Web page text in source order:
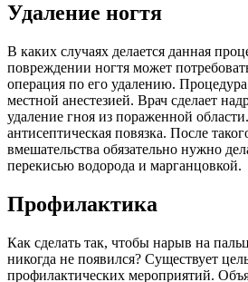
Удаление ногтя
В каких случаях делается данная
повреждении ногтя может
операция по его удалению.
местной анестезией. Врач сделает
удаление гноя из пораженной
антисептическая повязка. После
вмешательства обязательно нужно
перекисью водорода и марганцовкой.
Профилактика
Как сделать так, чтобы нарыв на
никогда не появился? Существует
профилактических мероприятий.